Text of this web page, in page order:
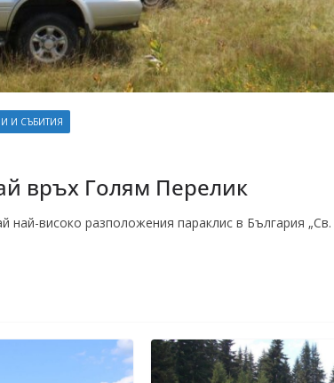
И СЪБИТИЯ
връх Голям Перелик
най-високо разположения параклис в България